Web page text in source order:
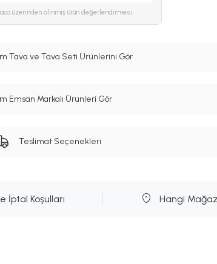
üzerinden alınmış ürün değerlendirmesi.
Tava ve Tava Seti Ürünlerini Gör
Emsan Markalı Ürünleri Gör
Teslimat Seçenekleri
İptal Koşulları Hangi